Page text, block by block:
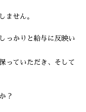
ません。
っかりと給与に反映い
っていただき、そして
？